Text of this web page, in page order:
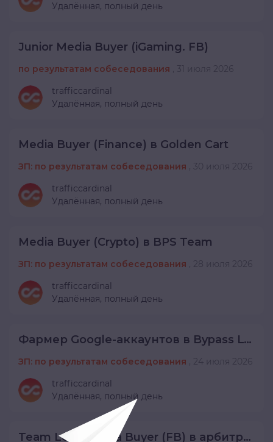
Удалённая, полный день
Junior Media Buyer (iGaming. FB)
по результатам собеседования
31 июля 2026
trafficcardinal
Удалённая, полный день
Media Buyer (Finance) в Golden Cart
ЗП: по результатам собеседования
30 июля 2026
trafficcardinal
Удалённая, полный день
Media Buyer (Crypto) в BPS Team
ЗП: по результатам собеседования
28 июля 2026
trafficcardinal
Удалённая, полный день
Фармер Google-аккаунтов в Bypass LTD
ЗП: по результатам собеседования
24 июля 2026
trafficcardinal
Удалённая, полный день
Team Lead Media Buyer (FB) в арбитражную